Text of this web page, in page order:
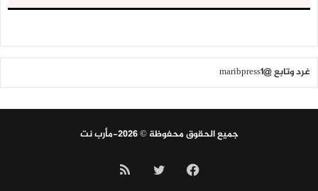
غرد وتابع @maribpress1
جميع الحقوق محفوظة © 2026-مأرب نت
فيسبوك تويتر ملخص